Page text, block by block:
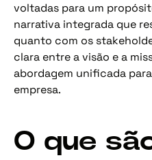
voltadas para um
narrativa integrada que
quanto com os
clara entre a visão e a
abordagem unificada
empresa.
O que